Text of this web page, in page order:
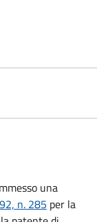
una
n. 285 per la